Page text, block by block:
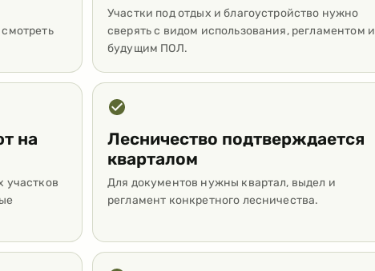
Участки под отдых и благоустройство нужно
сверять с видом использования, регламентом и
будущим ПОЛ.
на
участков
Лесничество подтверждается
кварталом
Для документов нужны квартал, выдел и
регламент конкретного лесничества.